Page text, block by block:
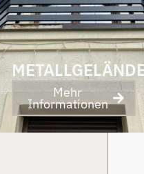
es zum Dank
mit
Mehr
Informationen